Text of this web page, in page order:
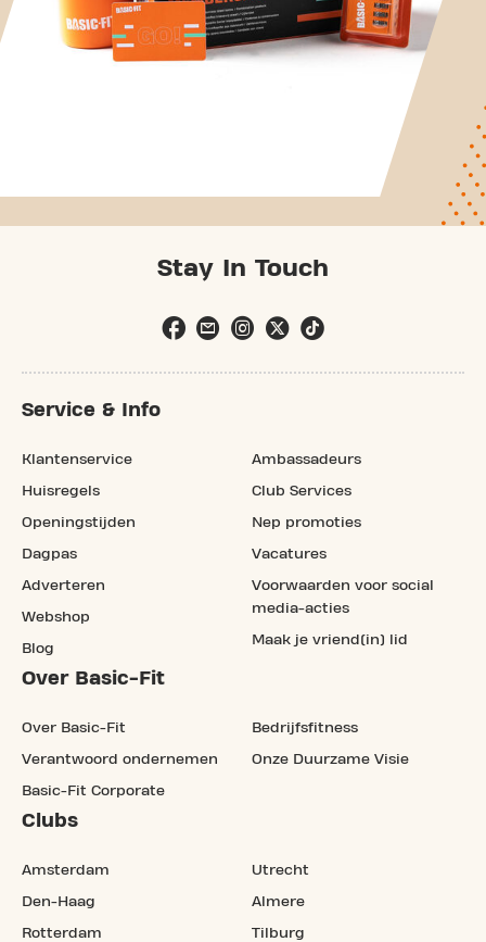
Stay In Touch
Service & Info
Klantenservice
Huisregels
Openingstijden
Dagpas
Adverteren
Webshop
Blog
Ambassadeurs
Club Services
Nep promoties
Vacatures
Voorwaarden voor social
media-acties
Maak je vriend(in) lid
Over Basic-Fit
Over Basic-Fit
Verantwoord ondernemen
Basic-Fit Corporate
Bedrijfsfitness
Onze Duurzame Visie
Clubs
Amsterdam
Den-Haag
Rotterdam
Utrecht
Almere
Tilburg